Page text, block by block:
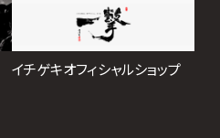
イチゲキオフィシャルショップ